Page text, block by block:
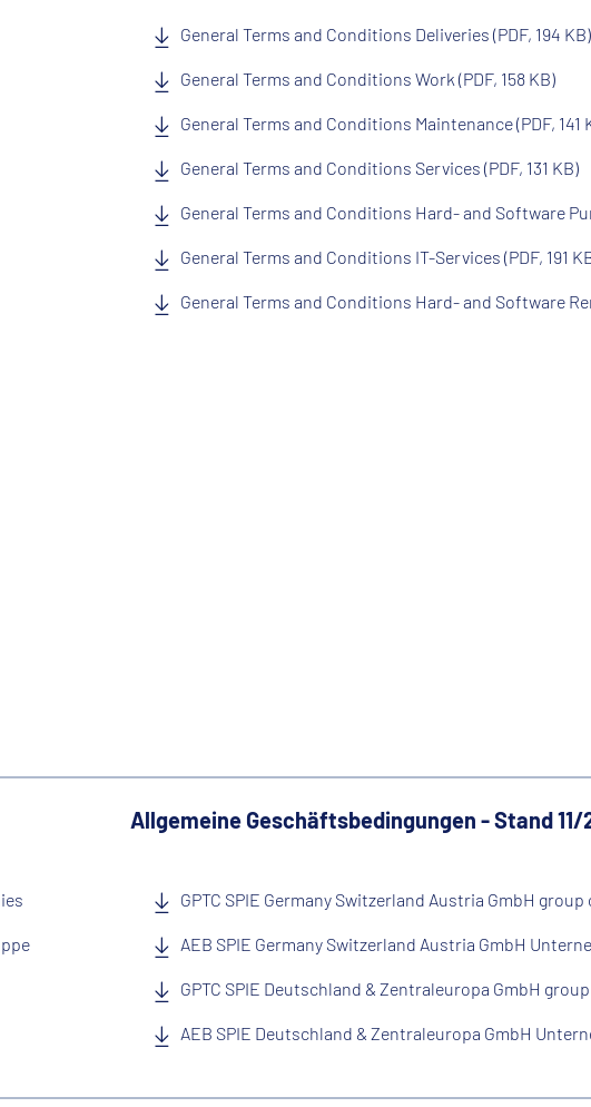
General Terms and Conditions Deliveries (PDF, 194 KB)
General Terms and Conditions Work (PDF, 158 KB)
General Terms and Conditions Maintenance (PDF, 141
General Terms and Conditions Services (PDF, 131 KB)
General Terms and Conditions Hard- and Software
General Terms and Conditions IT-Services (PDF, 191
General Terms and Conditions Hard- and Software
Allgemeine Geschäftsbedingungen - Stand 11/
GPTC SPIE Germany Switzerland Austria GmbH
AEB SPIE Germany Switzerland Austria GmbH
GPTC SPIE Deutschland & Zentraleuropa GmbH
AEB SPIE Deutschland & Zentraleuropa GmbH